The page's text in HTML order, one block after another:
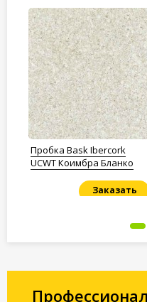
Пробка Bask Ibercork
UCWT Коимбра Бланко
Заказать